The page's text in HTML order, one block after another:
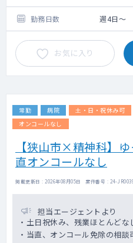
勤務日数 週4日～
お気に入り
常勤 病院 土・日・祝休み可
オンコールなし
【狭山市×精神科】
直オンコールなし
掲載更新日 : 2026年08月05日 案件番号 : 24-
担当エージェントより
・土日祝休み、残業ほとんどな
・当直、オンコール免除の相談